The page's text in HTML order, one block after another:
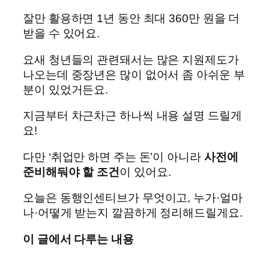
잘만 활용하면 1년 동안 최대 360만 원을 더
받을 수 있어요.
요새 청년들의 관련돼서는 많은 지원제도가
나오는데 중장년은 많이 없어서 좀 아쉬운 부
분이 있었거든요.
지금부터 차근차근 하나씩 내용 설명 드릴게
요!
다만 ‘취업만 하면 주는 돈’이 아니라 사전에
준비해둬야 할 조건이 있어요.
오늘은 동행인센티브가 무엇이고, 누가·얼마
나·어떻게 받는지 깔끔하게 정리해드릴게요.
이 글에서 다루는 내용